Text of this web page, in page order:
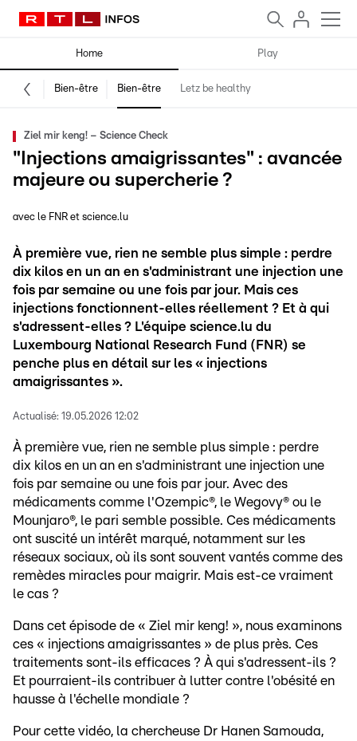
Home Play
Bien-être Bien-être Letz be healthy
Ziel mir keng! – Science Check
"Injections amaigrissantes" : avancée
majeure ou supercherie ?
avec le FNR et science.lu
À première vue, rien ne semble plus simple : perdre
dix kilos en un an en s'administrant une injection une
fois par semaine ou une fois par jour. Mais ces
injections fonctionnent-elles réellement ? Et à qui
s'adressent-elles ? L'équipe science.lu du
Luxembourg National Research Fund (FNR) se
penche plus en détail sur les « injections
amaigrissantes ».
Actualisé: 19.05.2026 12:02
À première vue, rien ne semble plus simple : perdre
dix kilos en un an en s'administrant une injection une
fois par semaine ou une fois par jour. Avec des
médicaments comme l'Ozempic®, le Wegovy® ou le
Mounjaro®, le pari semble possible. Ces médicaments
ont suscité un intérêt marqué, notamment sur les
réseaux sociaux, où ils sont souvent vantés comme des
remèdes miracles pour maigrir. Mais est-ce vraiment
le cas ?
Dans cet épisode de « Ziel mir keng! », nous examinons
ces « injections amaigrissantes » de plus près. Ces
traitements sont-ils efficaces ? À qui s'adressent-ils ?
Et pourraient-ils contribuer à lutter contre l'obésité en
hausse à l'échelle mondiale ?
Pour cette vidéo, la chercheuse Dr Hanen Samouda,